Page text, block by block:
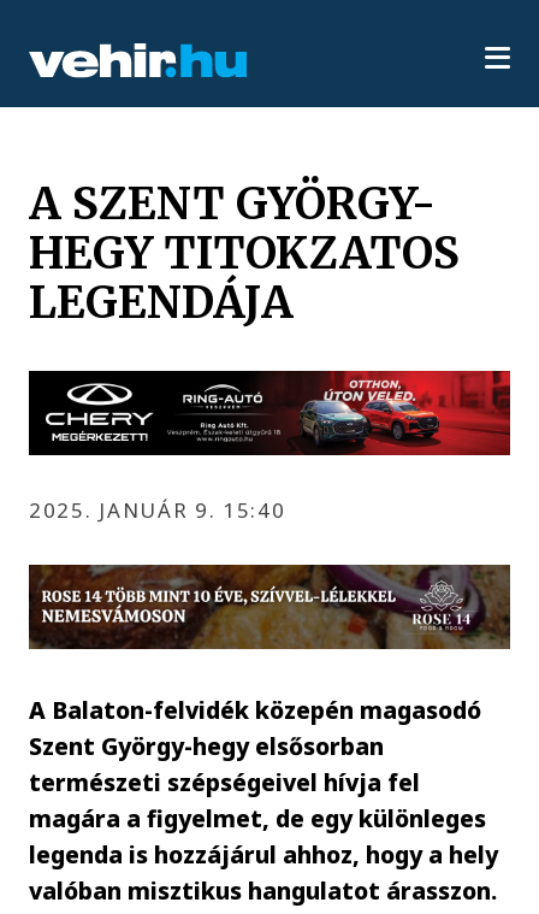
A SZENT GYÖRGY-
HEGY TITOKZATOS
LEGENDÁJA
2025. JANUÁR 9. 15:40
A Balaton-felvidék közepén magasodó
Szent György-hegy elsősorban
természeti szépségeivel hívja fel
magára a figyelmet, de egy különleges
legenda is hozzájárul ahhoz, hogy a hely
valóban misztikus hangulatot árasszon.